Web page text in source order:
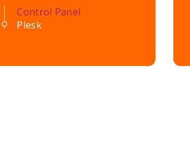
Control Panel
Plesk